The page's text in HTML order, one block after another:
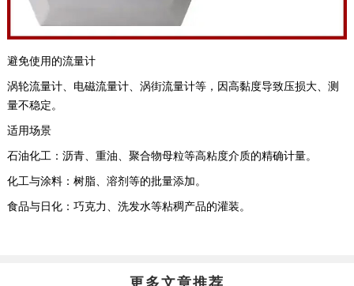
避免使用的流量计
涡轮流量计、电磁流量计、涡街流量计等，因高黏度导致压损大、测
量不稳定。 ‌
适用场景
石油化工：沥青、重油、聚合物母粒等高粘度介质的精确计量。 ‌
化工与涂料：树脂、溶剂等的批量添加。 ‌
食品与日化：巧克力、洗发水等粘稠产品的灌装。